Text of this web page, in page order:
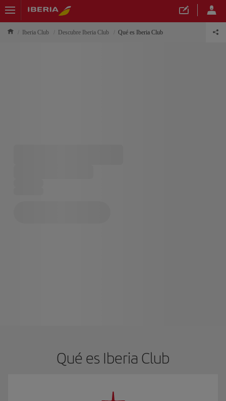
Iberia Club Descubre Iberia Club Qué es Iberia Club
Qué es Iberia Club